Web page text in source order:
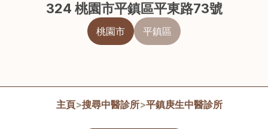
324 桃園市平鎮區平東路73號
桃園市 平鎮區
主頁>搜尋中醫診所>平鎮庚生中醫診所